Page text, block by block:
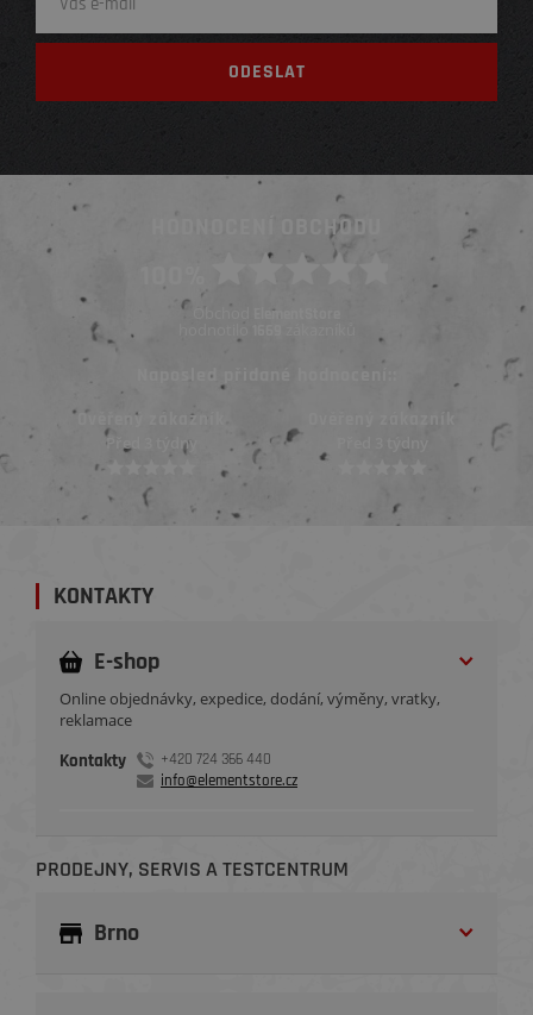
HODNOCENÍ OBCHODU
Obchod ElementStore
hodnotilo
Naposled přidané hodnocení::
Ověřený zákazník
Před 3 týdny
KONTAKTY
E-shop
Online objednávky, expedice, dodání, výměny, vratky,
reklamace
Kontakty
+420 724 366 440
info@elementstore.cz
PRODEJNY, SERVIS A TESTCENTRUM
Brno